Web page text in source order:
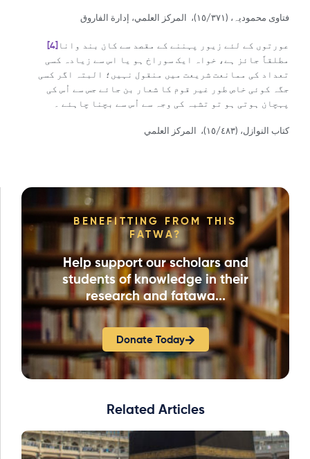
فتاوی محمودیہ، (١٥/٣٧١)، المركز العلمي، إدارة الفاروق
[4] عورتوں کے لئے زیور پہننے کے مقصد سے کان بند وانا
مطلقاً جائز ہے، خواہ ایک سوراخ ہو یا اس سے زیادہ کسی
تعداد کی ممانعت شریعت میں منقول نہیں؛ البتہ اگر کسی
جگہ کوئی خاص طور غیر قوم کا شعار بن جائے جس سے اُس کی
پہچان ہوتی ہو تو تشبہ کی وجہ سے اُس سے بچنا چاہئے ۔
كتاب النوازل، (١٥/٤٨٣)، المركز العلمي
BENEFITTING FROM THIS
FATWA?
Help support our scholars and
students of knowledge in their
research and fatawa...
Donate Today
Related Articles